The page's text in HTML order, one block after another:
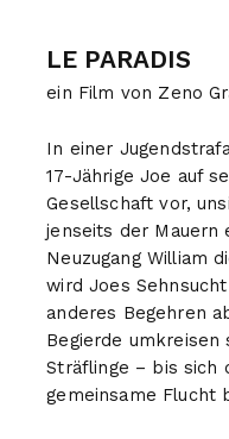
LE PARADIS
ein Film von Zeno
In einer
17-Jährige Joe auf
Gesellschaft vor,
jenseits der Mauern
Neuzugang William
wird Joes
anderes Begehren
Begierde umkreisen
Sträflinge – bis sich
gemeinsame Flucht